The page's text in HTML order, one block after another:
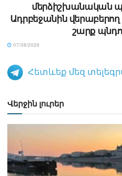
մերձիշխանական
Ադրբեջանին
շարք
07/08/2026
Հետևեք մեզ
Վերջին լուրեր